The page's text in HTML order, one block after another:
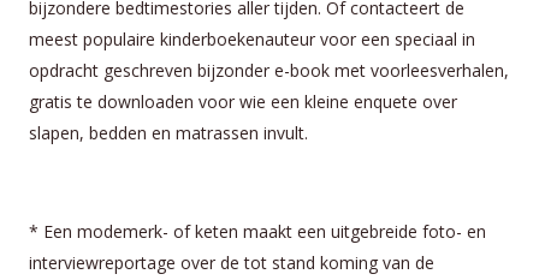
bijzondere bedtimestories aller tijden. Of contacteert de
meest populaire kinderboekenauteur voor een speciaal in
opdracht geschreven bijzonder e-book met voorleesverhalen,
gratis te downloaden voor wie een kleine enquete over
slapen, bedden en matrassen invult.
* Een modemerk- of keten maakt een uitgebreide foto- en
interviewreportage over de tot stand koming van de